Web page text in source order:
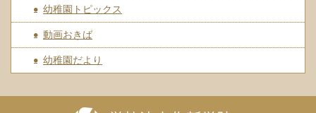
幼稚園トピックス
動画おきば
幼稚園だより